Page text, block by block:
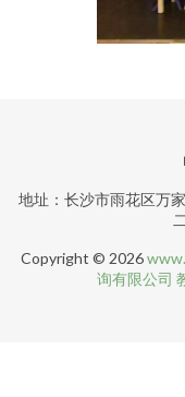
地址：长沙市雨花区万
Copyright © 2026
询有限公司